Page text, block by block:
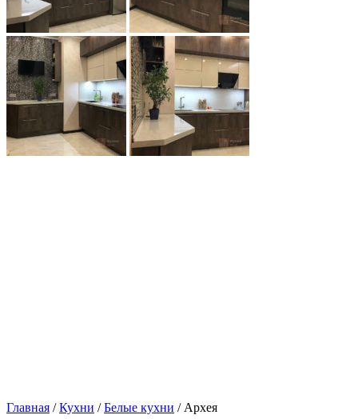
Главная /Кухни /Белые кухни / Архея